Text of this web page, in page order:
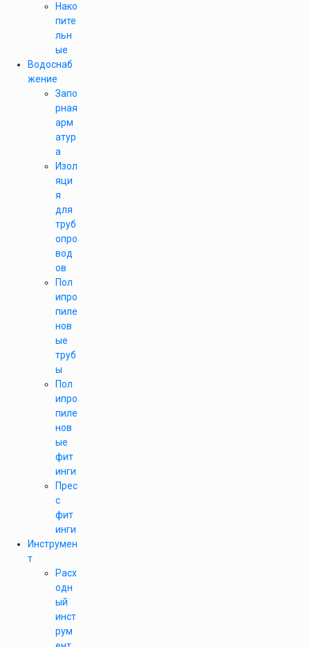
Нако
пите
льн
ые
Водоснаб
жение
Запо
рная
арм
атур
а
Изол
яци
я
для
труб
опро
вод
ов
Пол
ипро
пиле
нов
ые
труб
ы
Пол
ипро
пиле
нов
ые
фит
инги
Прес
с
фит
инги
Инструмен
т
Расх
одн
ый
инст
рум